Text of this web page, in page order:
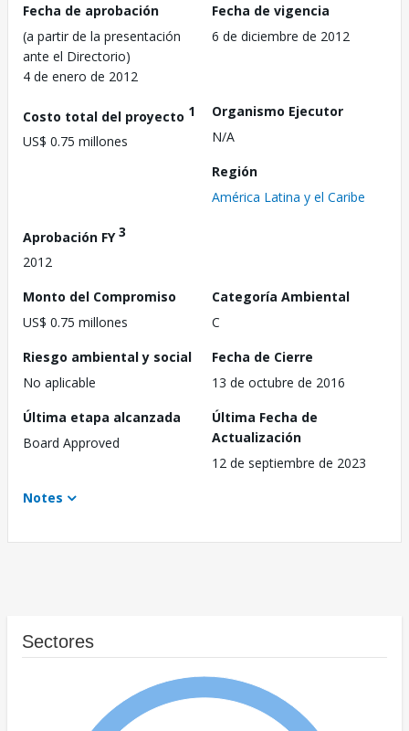
Fecha de aprobación
(a partir de la presentación
ante el Directorio)
4 de enero de 2012
Fecha de vigencia
6 de diciembre de 2012
Costo total del proyecto 1
US$ 0.75 millones
Organismo Ejecutor
N/A
Región
América Latina y el Caribe
Aprobación FY3
2012
Monto del Compromiso
US$ 0.75 millones
Categoría Ambiental
C
Riesgo ambiental y social
No aplicable
Fecha de Cierre
13 de octubre de 2016
Última etapa alcanzada
Board Approved
Última Fecha de
Actualización
12 de septiembre de 2023
Notes
Sectores